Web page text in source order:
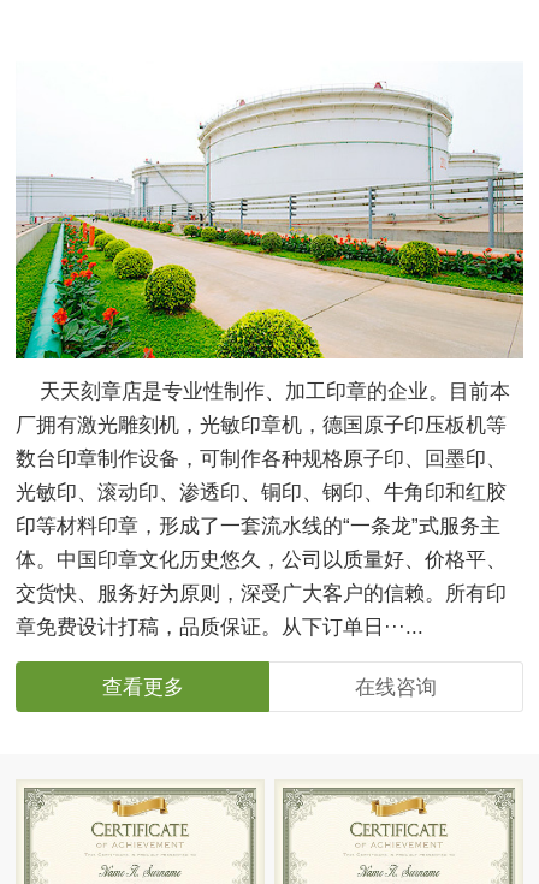
天天刻章店是专业性制作、加工印章的企业。目前本
厂拥有激光雕刻机，光敏印章机，德国原子印压板机等
数台印章制作设备，可制作各种规格原子印、回墨印、
光敏印、滚动印、渗透印、铜印、钢印、牛角印和红胶
印等材料印章，形成了一套流水线的“一条龙”式服务主
体。中国印章文化历史悠久，公司以质量好、价格平、
交货快、服务好为原则，深受广大客户的信赖。所有印
章免费设计打稿，品质保证。从下订单日···...
查看更多 在线咨询